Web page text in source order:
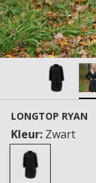
LONGTOP RYAN
Kleur: Zwart